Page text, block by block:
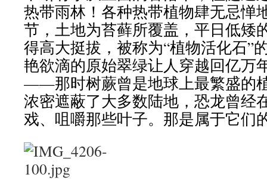
热带雨林！各种热带植物肆无忌惮
节，土地为苔藓所覆盖，平日低矮
得高大挺拔，被称为“植物活化石”
艳欲滴的原始翠绿让人穿越回亿万
——那时树蕨曾是地球上最繁盛的
浓密遮蔽了大多数陆地，恐龙曾经
戏、咀嚼那些叶子。那是属于它们